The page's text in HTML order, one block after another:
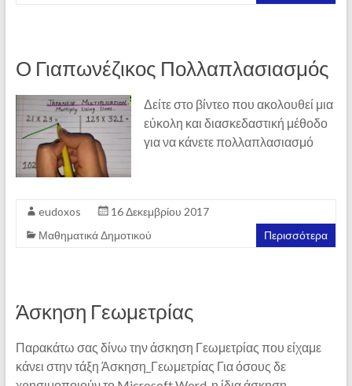
Ο Γιαπωνέζικος Πολλαπλασιασμός
Δείτε στο βίντεο που ακολουθεί μια
εύκολη και διασκεδαστική μέθοδο
για να κάνετε πολλαπλασιασμό
eudoxos
16 Δεκεμβρίου 2017
Μαθηματικά Δημοτικού
Περισσότερα
Άσκηση Γεωμετρίας
Παρακάτω σας δίνω την άσκηση Γεωμετρίας που είχαμε
κάνει στην τάξη Άσκηση_Γεωμετρίας Για όσους δε